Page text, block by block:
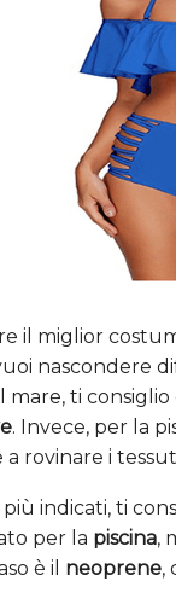
il miglior
nascondere
mare, ti
. Invece, per la
rovinare i
indicati, ti
per la piscina,
è il neoprene,